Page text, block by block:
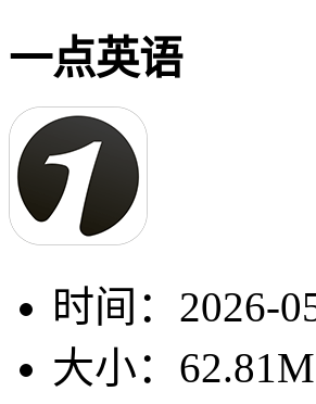
一点英语
时间： 2026-
大小： 62.81M